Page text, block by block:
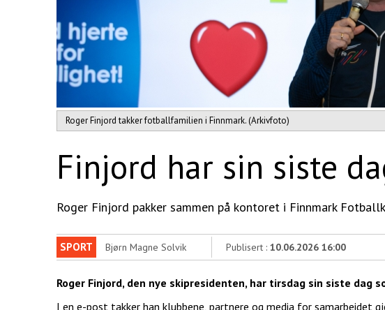
Roger Finjord takker fotballfamilien i Finnmark. (Arkivfoto)
Finjord har sin siste
Roger Finjord pakker sammen på kontoret i Finnmark
SPORT Bjørn Magne Solvik Publisert : 10.06.2026 16:00
Roger Finjord, den nye skipresidenten, har tirsdag sin siste dag
I en e-post takker han klubbene, partnere og media for samarbeidet